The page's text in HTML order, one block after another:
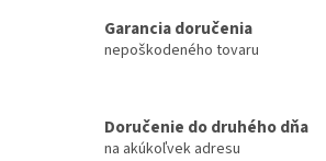
Garancia doručenia
nepoškodeného tovaru
Doručenie do druhého dňa
na akúkoľvek adresu